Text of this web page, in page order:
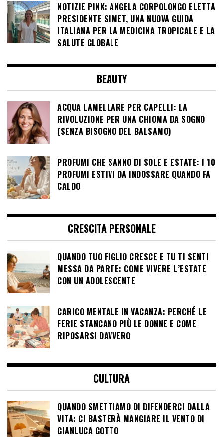
NOTIZIE PINK: ANGELA CORPOLONGO ELETTA
PRESIDENTE SIMET, UNA NUOVA GUIDA
ITALIANA PER LA MEDICINA TROPICALE E LA
SALUTE GLOBALE
BEAUTY
ACQUA LAMELLARE PER CAPELLI: LA
RIVOLUZIONE PER UNA CHIOMA DA SOGNO
(SENZA BISOGNO DEL BALSAMO)
PROFUMI CHE SANNO DI SOLE E ESTATE: I 10
PROFUMI ESTIVI DA INDOSSARE QUANDO FA
CALDO
CRESCITA PERSONALE
QUANDO TUO FIGLIO CRESCE E TU TI SENTI
MESSA DA PARTE: COME VIVERE L’ESTATE
CON UN ADOLESCENTE
CARICO MENTALE IN VACANZA: PERCHÉ LE
FERIE STANCANO PIÙ LE DONNE E COME
RIPOSARSI DAVVERO
CULTURA
QUANDO SMETTIAMO DI DIFENDERCI DALLA
VITA: CI BASTERÀ MANGIARE IL VENTO DI
GIANLUCA GOTTO